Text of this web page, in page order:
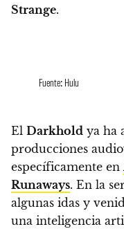
Strange.
Fuente: Hulu
El Darkhold ya ha
producciones
específicamente en
Runaways. En la
algunas idas y
una inteligencia